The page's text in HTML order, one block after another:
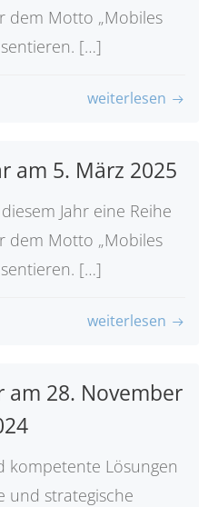
dem Motto „Mobiles
[…]
weiterlesen
am 5. März 2025
Jahr eine Reihe
dem Motto „Mobiles
[…]
weiterlesen
am 28. November
kompetente Lösungen
und strategische